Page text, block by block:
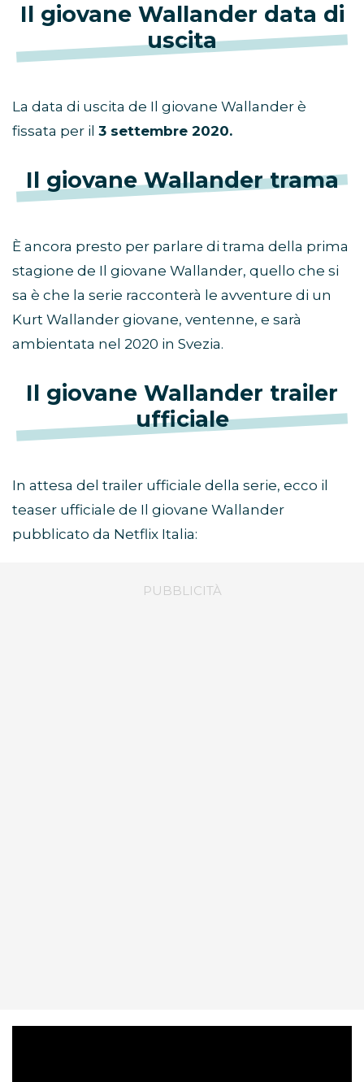
Il giovane Wallander data di
uscita
La data di uscita de Il giovane Wallander è
fissata per il 3 settembre 2020.
Il giovane Wallander trama
È ancora presto per parlare di trama della prima
stagione de Il giovane Wallander, quello che si
sa è che la serie racconterà le avventure di un
Kurt Wallander giovane, ventenne, e sarà
ambientata nel 2020 in Svezia.
Il giovane Wallander trailer
ufficiale
In attesa del trailer ufficiale della serie, ecco il
teaser ufficiale de Il giovane Wallander
pubblicato da Netflix Italia: